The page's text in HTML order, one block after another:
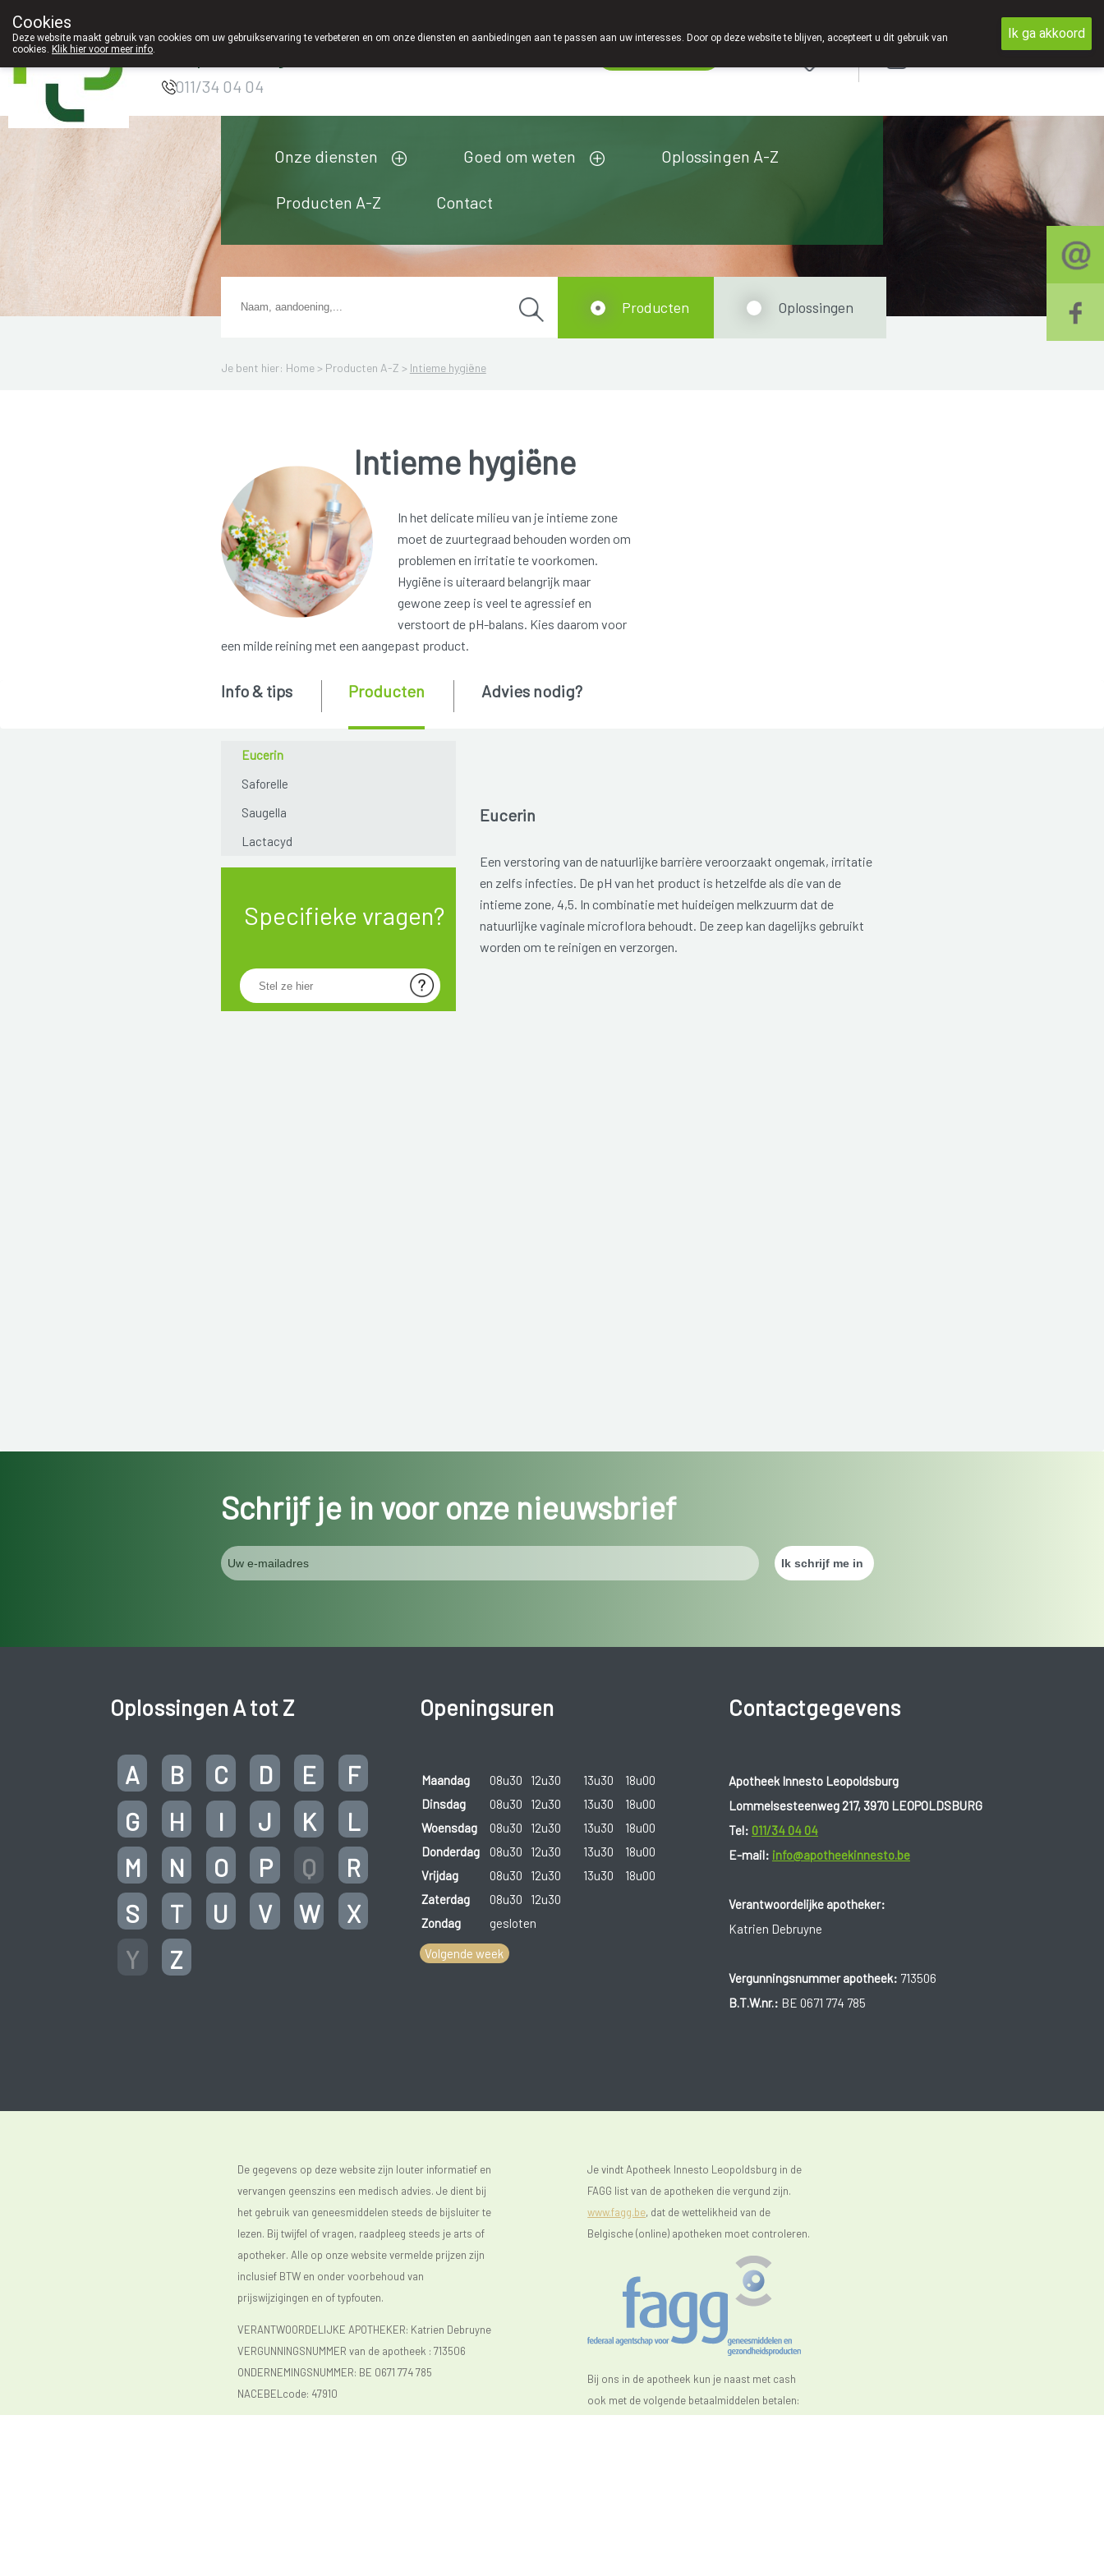
Apotheek Innesto
011/34 04 04
Onze diensten Goed om weten Oplossingen A-Z
Producten A-Z Contact
Je bent hier: Home > Producten A-Z > Intieme hygiëne
Producten Oplossingen
Intieme hygiëne
In het delicate milieu van je intieme zone
moet de zuurtegraad behouden worden om
problemen en irritatie te voorkomen.
Hygiëne is uiteraard belangrijk maar
gewone zeep is veel te agressief en
verstoort de pH-balans. Kies daarom voor
een milde reining met een aangepast product.
Eucerin
Saforelle
Saugella
Lactacyd
Specifieke vragen?
Info & tips Producten Advies nodig?
Eucerin
Een verstoring van de natuurlijke barrière veroorzaakt ongemak, irritatie
en zelfs infecties. De pH van het product is hetzelfde als die van de
intieme zone, 4,5. In combinatie met huideigen melkzuurm dat de
natuurlijke vaginale microflora behoudt. De zeep kan dagelijks gebruikt
worden om te reinigen en verzorgen.
Schrijf je in voor onze nieuwsbrief
Oplossingen A tot Z
A B C D E
F
G
H I J K
L
M
N O P Q
R
S
T U V W
X
Y
Z
Openingsuren
Maandag 08u30 12u30 13u30
18u00
Dinsdag
08u30 12u30 13u30
18u00
Woensdag
08u30 12u30 13u30
18u00
Donderdag
08u30 12u30 13u30
18u00
Vrijdag
08u30 12u30 13u30
18u00
Zaterdag
08u30
12u30
Zondag
gesloten
Volgende week
Contactgegevens
Apotheek Innesto Leopoldsburg
Lommelsesteenweg 217, 3970 LEOPOLDSBURG
Tel: 011/34 04 04
E-mail: info@apotheekinnesto.be
Verantwoordelijke apotheker:
Katrien Debruyne
Vergunningsnummer apotheek: 713506
B.T.W.nr.: BE 0671 774 785
De gegevens op deze website zijn louter informatief en
vervangen geenszins een medisch advies. Je dient bij
het gebruik van geneesmiddelen steeds de bijsluiter te
lezen. Bij twijfel of vragen, raadpleeg steeds je arts of
apotheker. Alle op onze website vermelde prijzen zijn
inclusief BTW en onder voorbehoud van
prijswijzigingen en of typfouten.
VERANTWOORDELIJKE APOTHEKER: Katrien Debruyne
VERGUNNINGSNUMMER van de apotheek : 713506
ONDERNEMINGSNUMMER: BE 0671 774 785
NACEBELcode: 47910
Je vindt Apotheek Innesto Leopoldsburg in de
FAGG list van de apotheken die vergund zijn.
www.fagg.be, dat de wettelikheid van de
Belgische (online) apotheken moet controleren.
Bij ons in de apotheek kun je naast met cash
ook met de volgende betaalmiddelen betalen:
Cookies
Deze website maakt gebruik van cookies om uw gebruikservaring te verbeteren en om onze diensten en aanbiedingen aan te passen aan uw interesses. Door op deze website te blijven, accepteert u dit gebruik van
cookies. Klik hier voor meer info.
Ik ga akkoord